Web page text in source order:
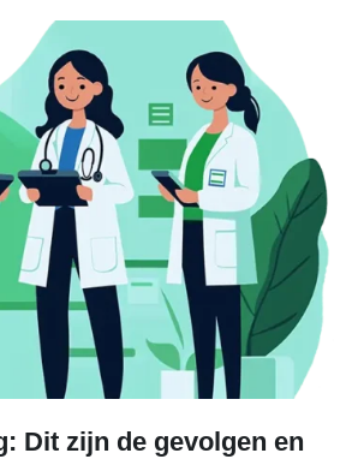
Dit zijn de gevolgen en